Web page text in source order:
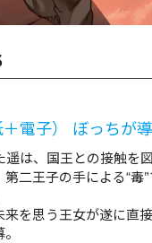
電子） ぼっちが
は、国王との接触を
二王子の手による“毒
を思う王女が遂に直